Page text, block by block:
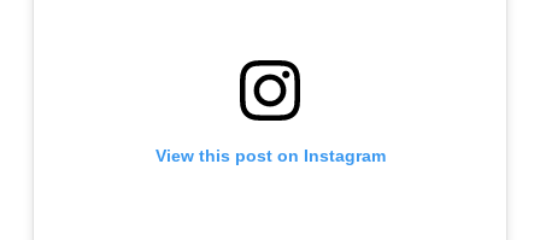
View this post on Instagram